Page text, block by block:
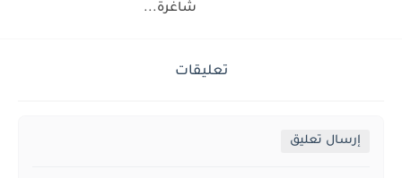
شاغرة...
تعليقات
إرسال تعليق